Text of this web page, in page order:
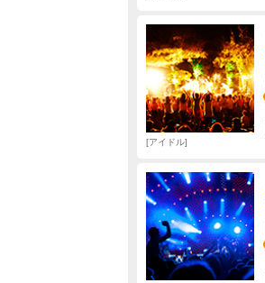
アイドル